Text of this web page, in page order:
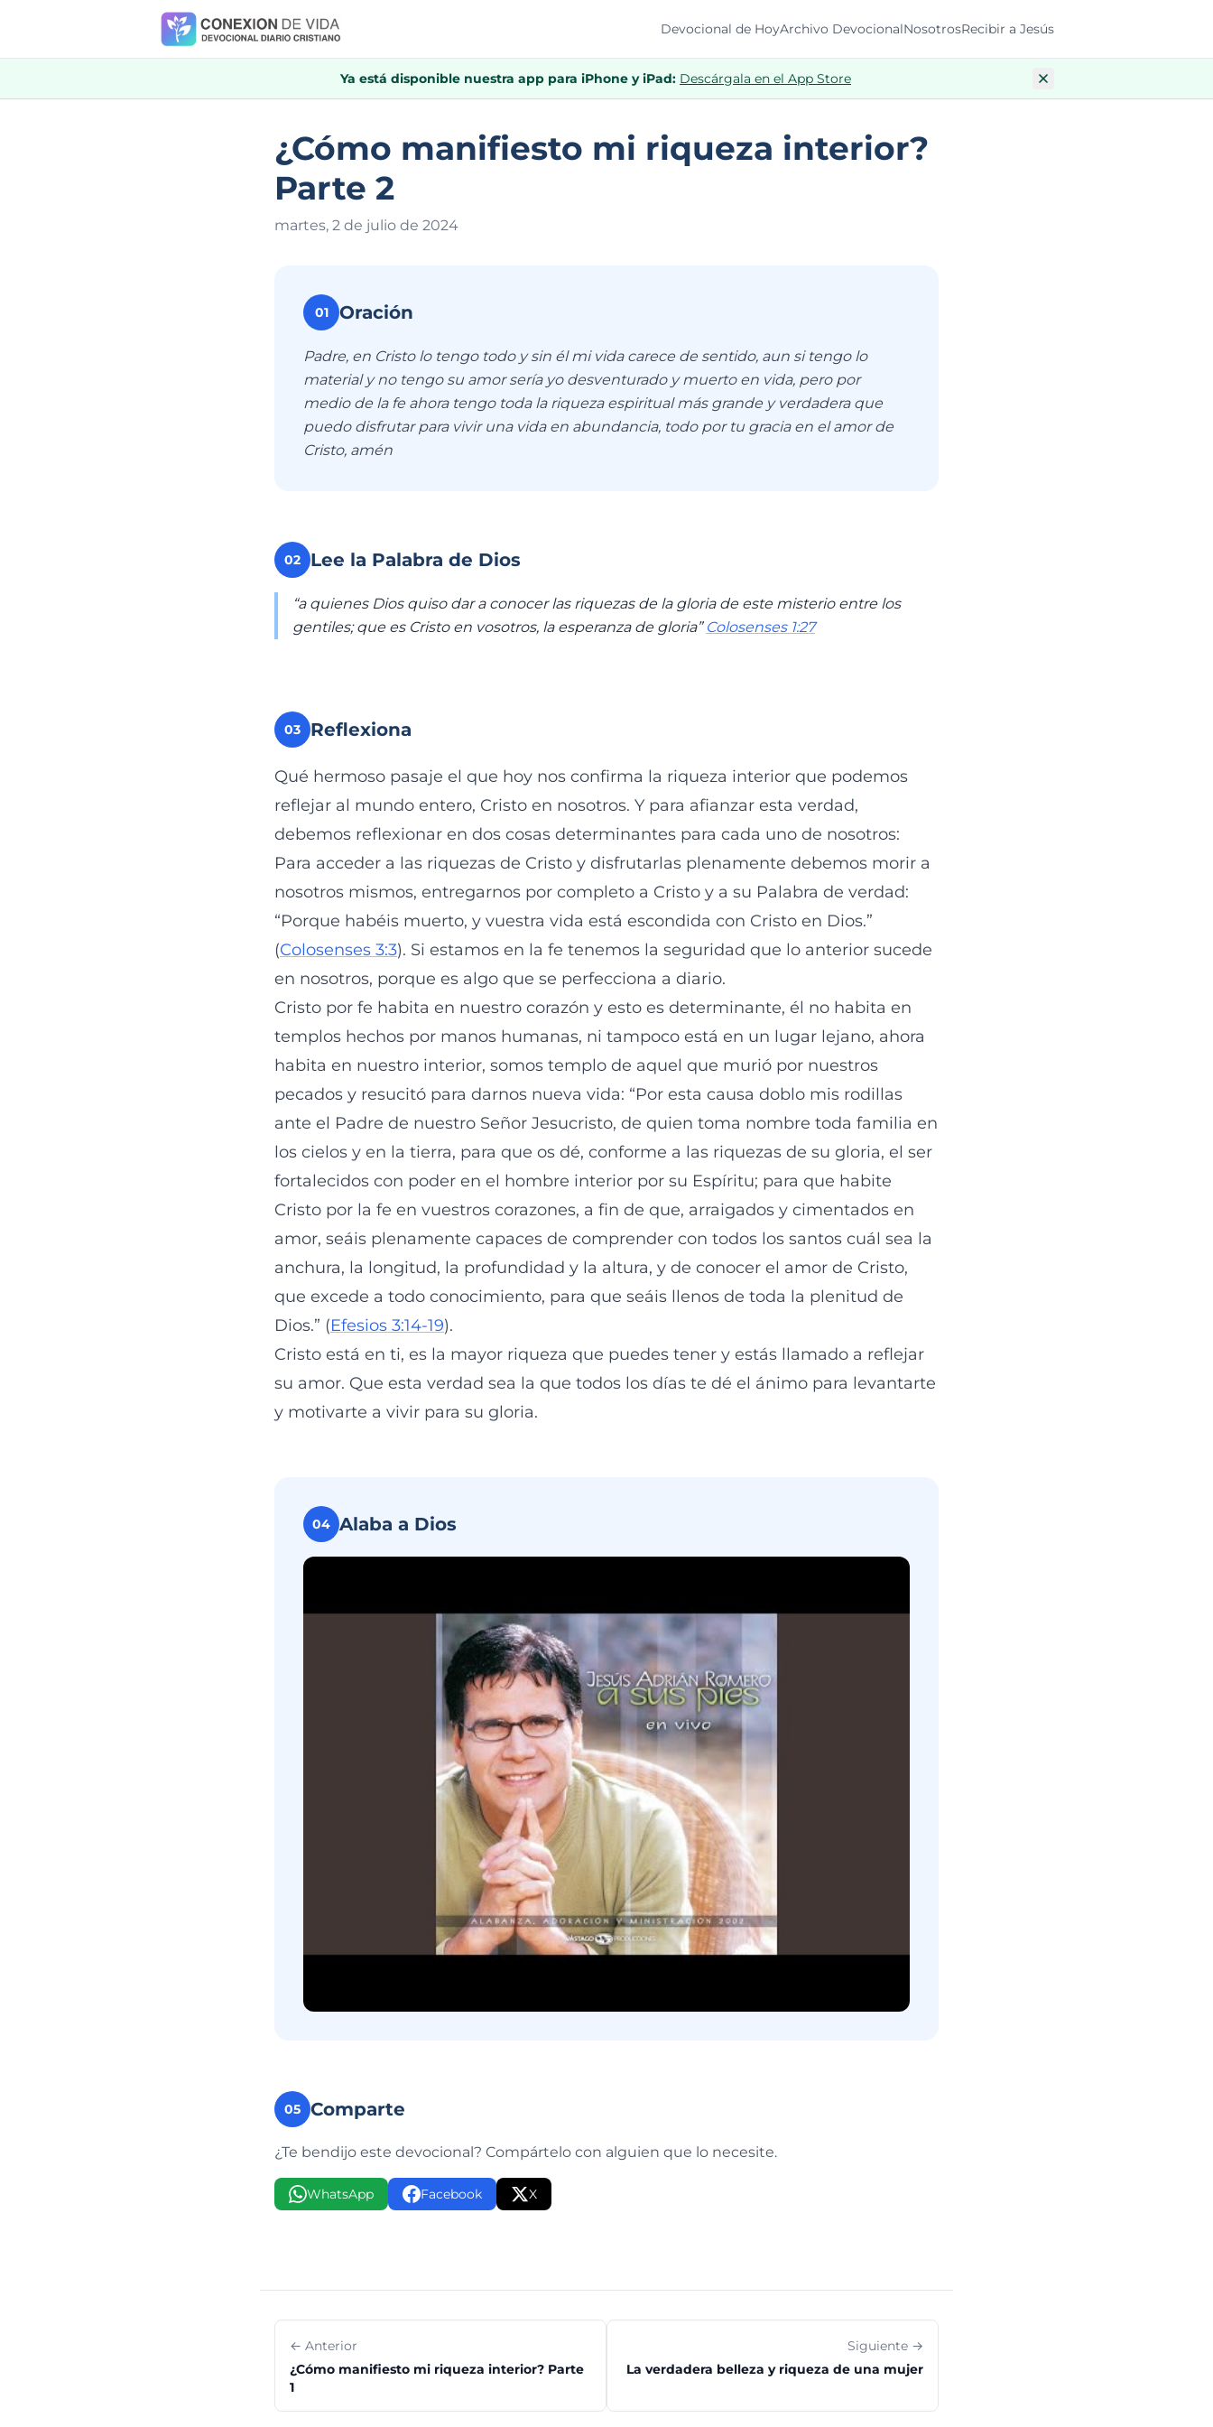
Devocional de HoyArchivo DevocionalNosotrosRecibir a Jesús
Ya está disponible nuestra app para iPhone y iPad: Descárgala en el App Store
¿Cómo manifiesto mi riqueza interior?
Parte 2
martes, 2 de julio de 2024
01 Oración
Padre, en Cristo lo tengo todo y sin él mi vida carece de sentido, aun si tengo lo
material y no tengo su amor sería yo desventurado y muerto en vida, pero por
medio de la fe ahora tengo toda la riqueza espiritual más grande y verdadera que
puedo disfrutar para vivir una vida en abundancia, todo por tu gracia en el amor de
Cristo, amén
02 Lee la Palabra de Dios
“a quienes Dios quiso dar a conocer las riquezas de la gloria de este misterio entre los
gentiles; que es Cristo en vosotros, la esperanza de gloria” Colosenses 1:27
03 Reflexiona
Qué hermoso pasaje el que hoy nos confirma la riqueza interior que podemos
reflejar al mundo entero, Cristo en nosotros. Y para afianzar esta verdad,
debemos reflexionar en dos cosas determinantes para cada uno de nosotros:
Para acceder a las riquezas de Cristo y disfrutarlas plenamente debemos morir a
nosotros mismos, entregarnos por completo a Cristo y a su Palabra de verdad:
“Porque habéis muerto, y vuestra vida está escondida con Cristo en Dios.”
(Colosenses 3:3). Si estamos en la fe tenemos la seguridad que lo anterior sucede
en nosotros, porque es algo que se perfecciona a diario.
Cristo por fe habita en nuestro corazón y esto es determinante, él no habita en
templos hechos por manos humanas, ni tampoco está en un lugar lejano, ahora
habita en nuestro interior, somos templo de aquel que murió por nuestros
pecados y resucitó para darnos nueva vida: “Por esta causa doblo mis rodillas
ante el Padre de nuestro Señor Jesucristo, de quien toma nombre toda familia en
los cielos y en la tierra, para que os dé, conforme a las riquezas de su gloria, el ser
fortalecidos con poder en el hombre interior por su Espíritu; para que habite
Cristo por la fe en vuestros corazones, a fin de que, arraigados y cimentados en
amor, seáis plenamente capaces de comprender con todos los santos cuál sea la
anchura, la longitud, la profundidad y la altura, y de conocer el amor de Cristo,
que excede a todo conocimiento, para que seáis llenos de toda la plenitud de
Dios.” (Efesios 3:14-19).
Cristo está en ti, es la mayor riqueza que puedes tener y estás llamado a reflejar
su amor. Que esta verdad sea la que todos los días te dé el ánimo para levantarte
y motivarte a vivir para su gloria.
04 Alaba a Dios
05 Comparte
¿Te bendijo este devocional? Compártelo con alguien que lo necesite.
WhatsApp Facebook X
← Anterior
¿Cómo manifiesto mi riqueza interior? Parte
1
Siguiente →
La verdadera belleza y riqueza de una mujer